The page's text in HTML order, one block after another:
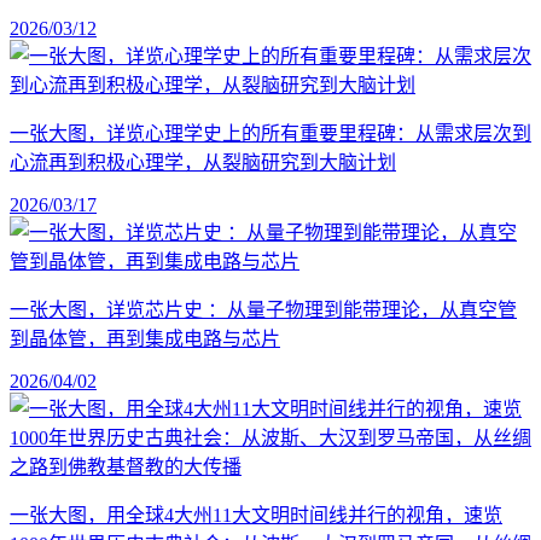
2026/03/12
一张大图，详览心理学史上的所有重要里程碑：从需求层次到
心流再到积极心理学，从裂脑研究到大脑计划
2026/03/17
一张大图，详览芯片史 ：从量子物理到能带理论，从真空管
到晶体管，再到集成电路与芯片
2026/04/02
一张大图，用全球4大州11大文明时间线并行的视角，速览